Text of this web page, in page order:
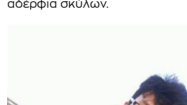
αδέρφια σκύλων.